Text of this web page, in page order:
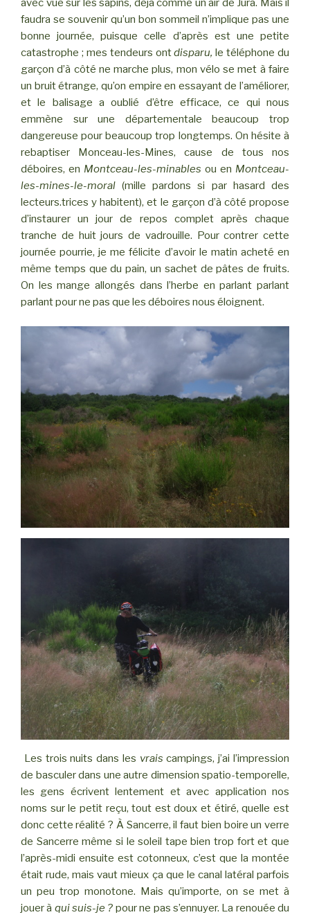
avec vue sur les sapins, déjà comme un air de Jura. Mais il
faudra se souvenir qu’un bon sommeil n’implique pas une
bonne journée, puisque celle d’après est une petite
catastrophe ; mes tendeurs ontdisparu,le téléphone du
garçon d’à côté ne marche plus, mon vélo se met à faire
un bruit étrange, qu’on empire en essayant de l’améliorer,
et le balisage a oublié d’être efficace, ce qui nous
emmène sur une départementale beaucoup trop
dangereuse pour beaucoup trop longtemps. On hésite à
rebaptiser Monceau-les-Mines, cause de tous nos
déboires, en Montceau-les-minables ou en Montceau-
les-mines-le-moral (mille pardons si par hasard des
lecteurs.trices y habitent), et le garçon d’à côté propose
d’instaurer un jour de repos complet après chaque
tranche de huit jours de vadrouille. Pour contrer cette
journée pourrie, je me félicite d’avoir le matin acheté en
même temps que du pain, un sachet de pâtes de fruits.
On les mange allongés dans l’herbe en parlant parlant
parlant pour ne pas que les déboires nous éloignent.
Les trois nuits dans les vraiscampings, j’ai l’impression
de basculer dans une autre dimension spatio-temporelle,
les gens écrivent lentement et avec application nos
noms sur le petit reçu, tout est doux et étiré, quelle est
donc cette réalité ? À Sancerre, il faut bien boire un verre
de Sancerre même si le soleil tape bien trop fort et que
l’après-midi ensuite est cotonneux, c’est que la montée
était rude, mais vaut mieux ça que le canal latéral parfois
un peu trop monotone. Mais qu’importe, on se met à
jouer à qui suis-je ? pour ne pas s’ennuyer. La renouée du